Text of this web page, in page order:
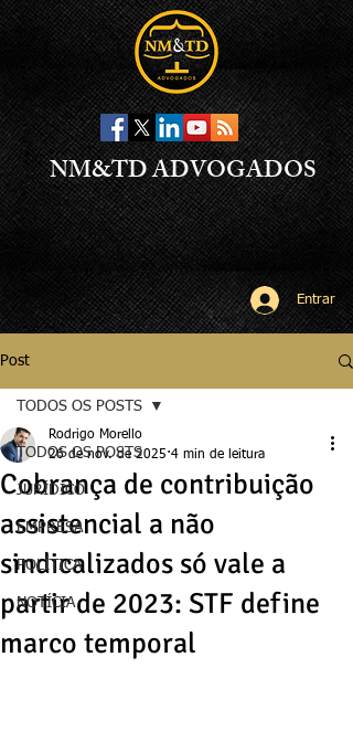
NM&TD ADVOGADOS
Entrar
Post
TODOS OS POSTS
JURÍDICO
EMPRESA
POLÍTICA
NOTÍCIA
TODOS OS POSTS
Cobrança de contribuição
assistencial a não
sindicalizados só vale a
partir de 2023: STF define
marco temporal
Rodrigo Morello
26 de nov. de 2025 4 min de leitura